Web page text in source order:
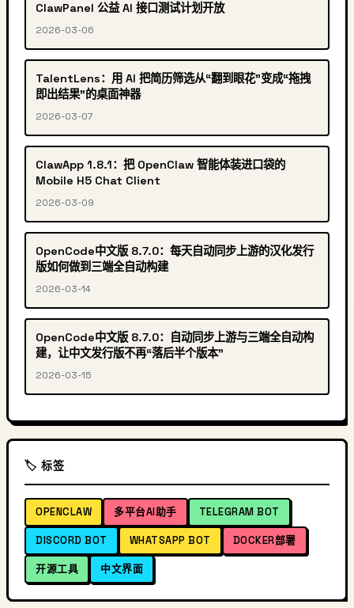
ClawPanel 公益 AI 接口测试计划开放
2026-03-06
TalentLens：用 AI 把简历筛选从“翻到眼花”变成“拖拽
即出结果”的桌面神器
2026-03-07
ClawApp 1.8.1：把 OpenClaw 智能体装进口袋的
Mobile H5 Chat Client
2026-03-09
OpenCode中文版 8.7.0：每天自动同步上游的汉化发行
版如何做到三端全自动构建
2026-03-14
OpenCode中文版 8.7.0：自动同步上游与三端全自动构
建，让中文发行版不再“落后半个版本”
2026-03-15
🏷️ 标签
OPENCLAW 多平台AI助手 TELEGRAM BOT
DISCORD BOT WHATSAPP BOT DOCKER部署
开源工具 中文界面